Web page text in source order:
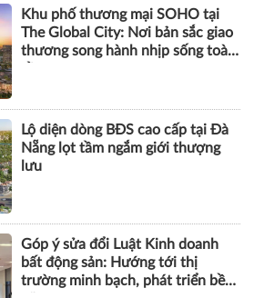
Khu phố thương mại SOHO tại
The Global City: Nơi bản sắc giao
thương song hành nhịp sống toàn
Lộ diện dòng BĐS cao cấp tại Đà
Nẵng lọt tầm ngắm giới thượng
lưu
Góp ý sửa đổi Luật Kinh doanh
bất động sản: Hướng tới thị
trường minh bạch, phát triển bền